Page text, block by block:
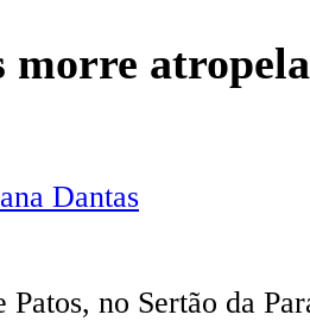
Dantas
no Sertão da